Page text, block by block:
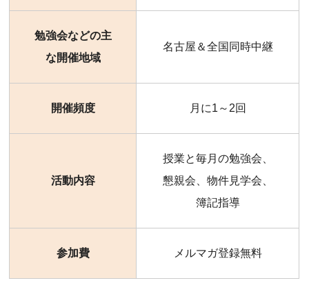
勉強会などの主
な開催地域
名古屋＆全国同時中継
開催頻度 月に1～2回
活動内容
授業と毎月の勉強会、
懇親会、物件見学会、
簿記指導
参加費 メルマガ登録無料